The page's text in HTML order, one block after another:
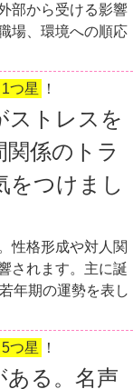
部から受ける影響
場、環境への順応
1つ星 ！
ストレスを
係のトラ
をつけまし
性格形成や対人関
されます。主に誕
年期の運勢を表し
5つ星 ！
ある。名声